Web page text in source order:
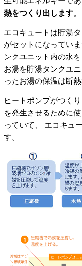
熱をつくり出します。
エコキュートは貯湯
がセットになってい
ンクユニット内の水
お湯を貯湯タンクユ
ったお湯の保温は断
ヒートポンプがつく
を発生させるために
っていて、 エコキュ
す。